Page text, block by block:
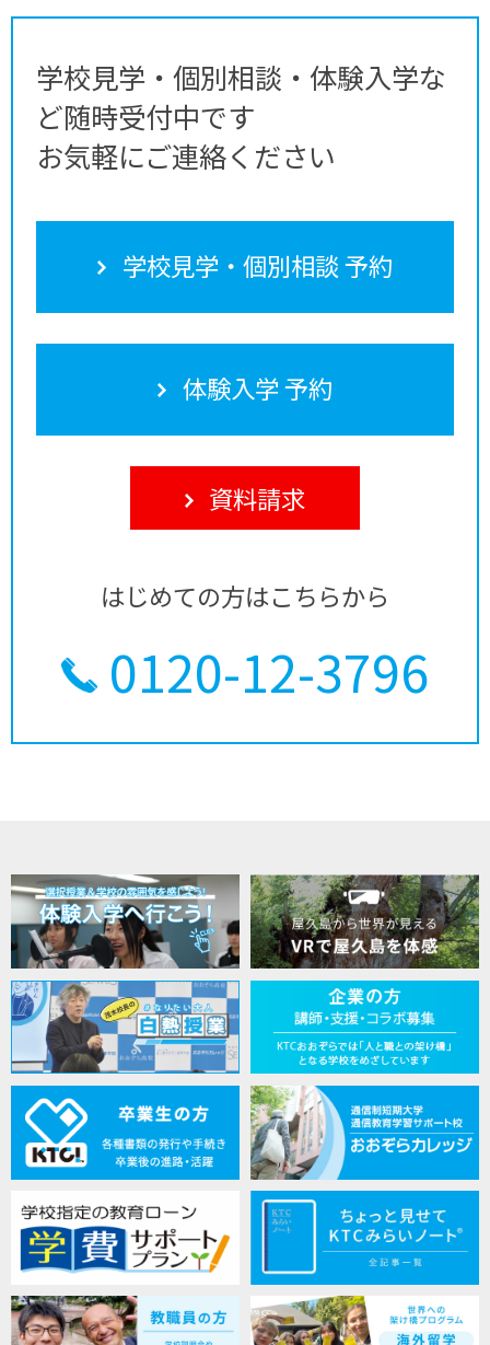
学校見学・個別相談・体験入学な
ど随時受付中です
お気軽にご連絡ください
学校見学・個別相談 予約
体験入学 予約
資料請求
はじめての方はこちらから
0120-12-3796